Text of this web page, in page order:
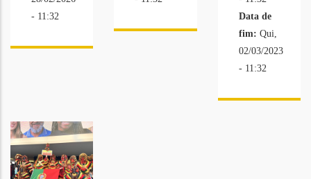
- 11:32
Data de
fim: Qui,
02/03/2023
- 11:32